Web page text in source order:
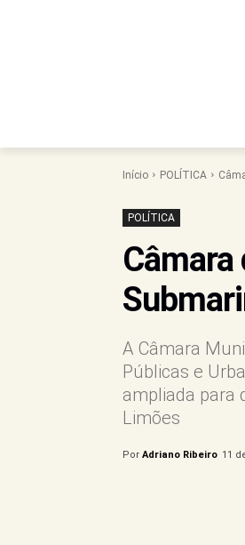
Início POLÍTICA
POLÍTICA
A Câmara
Públicas e
ampliada para
Limões
Por Adriano Ribeiro 11